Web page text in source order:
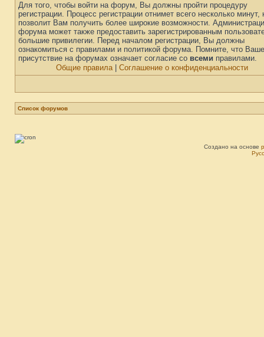
Для того, чтобы войти на форум, Вы должны пройти процедуру
регистрации. Процесс регистрации отнимет всего несколько минут,
позволит Вам получить более широкие возможности.
форума может также предоставить зарегистрированным
большие привилегии. Перед началом регистрации, Вы должны
ознакомиться с правилами и политикой форума. Помните, что Ваше
присутствие на форумах означает согласие со всеми правилами.
Общие правила| Соглашение о конфиденциальности
Список форумов
Создано на основе